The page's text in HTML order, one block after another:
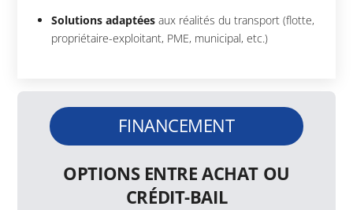
Solutions adaptéesaux réalités du transport (flotte,
propriétaire-exploitant, PME, municipal, etc.)
FINANCEMENT
OPTIONS ENTRE ACHAT OU
CRÉDIT-BAIL